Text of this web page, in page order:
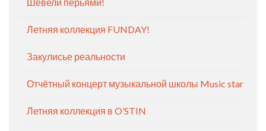
Летняя коллекция FUNDAY!
Закулисье реальности
Отчётный концерт музыкальной школы Music star
Летняя коллекция в O’STIN